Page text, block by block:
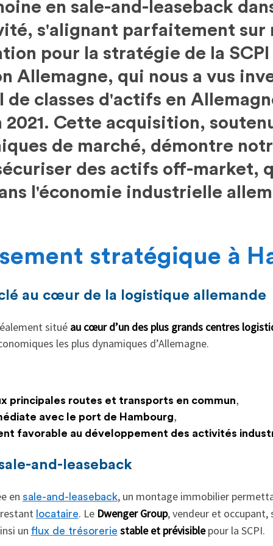
en sale-and-leaseback
s'alignant parfaitement
pour la stratégie de la SCPI
Allemagne, qui nous a vus
classes d'actifs en
2021. Cette acquisition,
de marché, démontre
des actifs off-market,
l'économie industrielle
stratégique à
au cœur de la logistique allemande
situé au cœur d’un des plus grands centres
les plus dynamiques d’Allemagne.
principales routes et transports en commun,
avec le port de Hambourg,
favorable au développement des activités
and-leaseback
en sale-and-leaseback, un montage immobilier
locataire. Le Dwenger Group, vendeur et occupant,
un flux de trésorerie stable et prévisiblepour la SCPI.